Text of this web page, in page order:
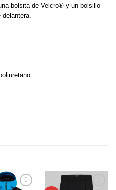
bolsita de Velcro® y un bolsillo